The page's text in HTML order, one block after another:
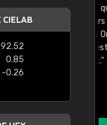
CIELAB
92.52
0.85
-0.26
voir clairement quels
Il y a plusieurs
Design, etc. On ne
La livraison s'est
me convient."